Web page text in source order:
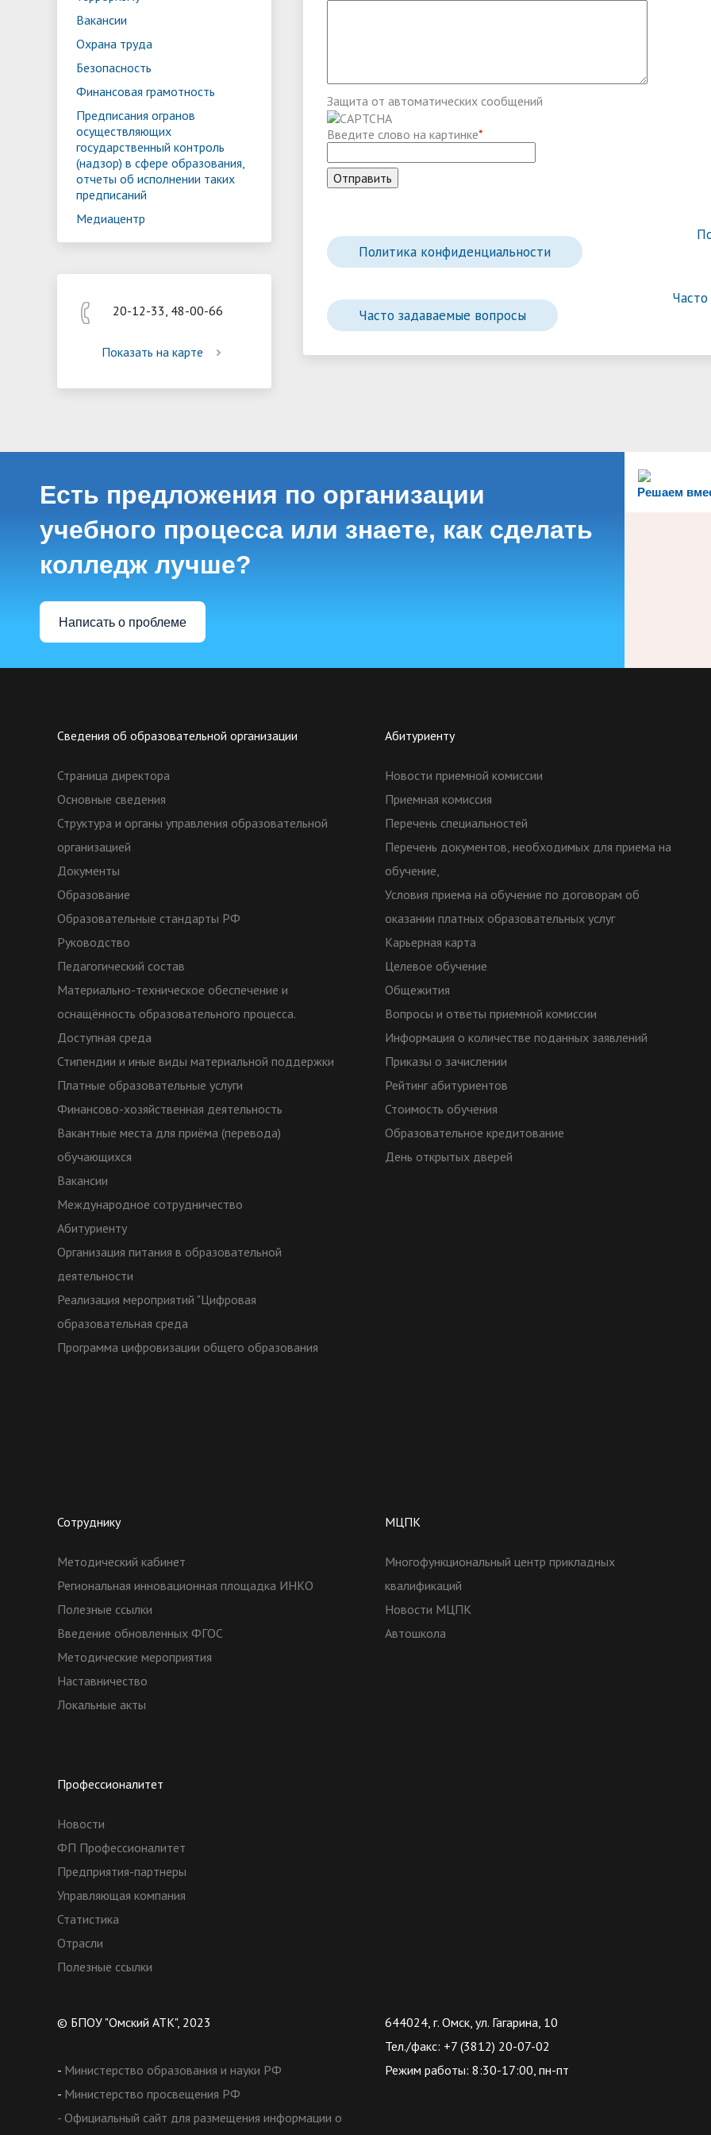
Реализация мероприятий
"Цифровая образовательная среда
Вакансии
Охрана труда
Безопасность
Финансовая грамотность
Предписания огранов
осуществляющих
государственный контроль
(надзор) в сфере образования,
отчеты об исполнении таких
предписаний
Медиацентр
20-12-33, 48-00-66
Показать на карте
Защита от автоматических сообщений
Введите слово на картинке*
Политика конфиденциальности
Часто задаваемые вопросы
Решаем
Есть предложения по организации
учебного процесса или знаете, как сделать
колледж лучше?
Написать о проблеме
Сведения об образовательной организации
Страница директора
Основные сведения
Структура и органы управления образовательной
организацией
Документы
Образование
Образовательные стандарты РФ
Руководство
Педагогический состав
Материально-техническое обеспечение и
оснащённость образовательного процесса.
Доступная среда
Стипендии и иные виды материальной поддержки
Платные образовательные услуги
Финансово-хозяйственная деятельность
Вакантные места для приёма (перевода)
обучающихся
Вакансии
Международное сотрудничество
Абитуриенту
Организация питания в образовательной
деятельности
Реализация мероприятий "Цифровая
образовательная среда
Программа цифровизации общего образования
Абитуриенту
Новости приемной комиссии
Приемная комиссия
Перечень специальностей
Перечень документов, необходимых для приема на
обучение,
Условия приема на обучение по договорам об
оказании платных образовательных услуг
Карьерная карта
Целевое обучение
Общежития
Вопросы и ответы приемной комиссии
Информация о количестве поданных заявлений
Приказы о зачислении
Рейтинг абитуриентов
Стоимость обучения
Образовательное кредитование
День открытых дверей
Сотруднику
Методический кабинет
Региональная инновационная площадка ИНКО
Полезные ссылки
Введение обновленных ФГОС
Методические мероприятия
Наставничество
Локальные акты
МЦПК
Многофункциональный центр прикладных
квалификаций
Новости МЦПК
Автошкола
Профессионалитет
Новости
ФП Профессионалитет
Предприятия-партнеры
Управляющая компания
Статистика
Отрасли
Полезные ссылки
© БПОУ "Омский АТК", 2023
- Министерство образования и науки РФ
- Министерство просвещения РФ
- Официальный сайт для размещения информации о
644024, г. Омск, ул. Гагарина, 10
Тел./факс: +7 (3812) 20-07-02
Режим работы: 8:30-17:00, пн-пт